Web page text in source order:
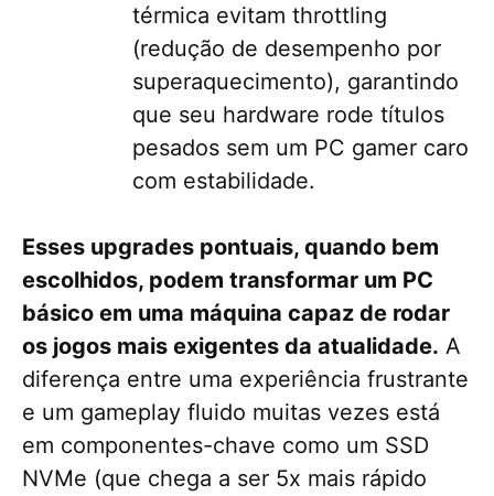
térmica evitam throttling
(redução de desempenho por
superaquecimento), garantindo
que seu hardware rode títulos
pesados sem um PC gamer caro
com estabilidade.
Esses upgrades pontuais, quando bem
escolhidos, podem transformar um PC
básico em uma máquina capaz de rodar
os jogos mais exigentes da atualidade. A
diferença entre uma experiência frustrante
e um gameplay fluido muitas vezes está
em componentes-chave como um SSD
NVMe (que chega a ser 5x mais rápido